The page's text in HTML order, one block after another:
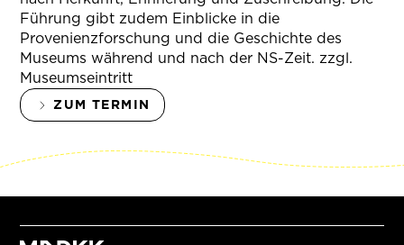
Führung gibt zudem Einblicke in die
Provenienzforschung und die Geschichte des
Museums während und nach der NS-Zeit. zzgl.
Museumseintritt
ZUM TERMIN